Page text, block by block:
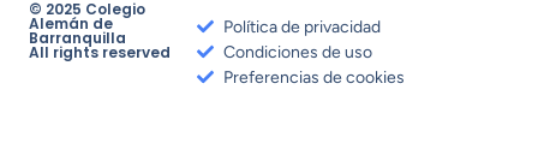
© 2025 Colegio
Alemán de
Barranquilla
All rights reserved
Política de privacidad
Condiciones de uso
Preferencias de cookies